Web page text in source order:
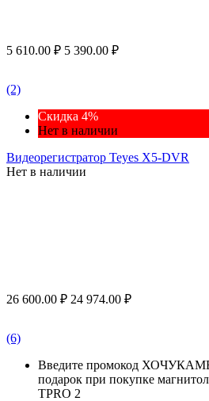
5 610.00 ₽ 5 390.00 ₽
(2)
Скидка 4%
Нет в наличии
Видеорегистратор Teyes X5-DVR
Нет в наличии
26 600.00 ₽ 24 974.00 ₽
(6)
Введите промокод
подарок при покупке
TPRO 2